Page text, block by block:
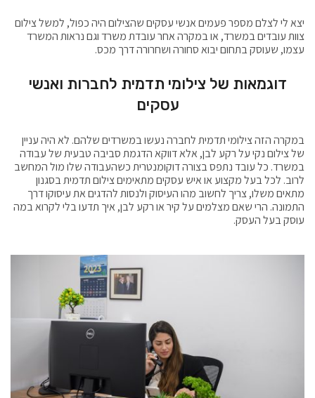
יצא לי לצלם מספר פעמים אנשי עסקים שהצילום היה כפול, למשל צילום
צוות עובדים במשרד, או במקרה אחר עובדת משרד וגם נראות המשרד
עצמו, שעוסק בתחום יבוא סחורה ושחרורה דרך מכס.
דוגמאות של צילומי תדמית לחברות ואנשי
עסקים
במקרה הזה צילומי תדמית לחברה נעשו במשרדים שלהם. לא היה עניין
של צילום נקי על רקע לבן, אלא דווקא הדגמת סביבה טבעית של עבודה
במשרד. כל עובד נתפס בצורה דוקומנטרית כשהעבודה שלו מול המחשב
לרוב. לכל בעל מקצוע או איש עסקים מתאימים צילום תדמית בסגנון
מתאים משלו, צריך לחשוב מהו העיסוק ולנסות להדגים את עיסוקו דרך
התמונה. הרי שאם מצלמים על קיר או רקע לבן, איך תדעו בלי לקרוא במה
עוסק בעל העסק.